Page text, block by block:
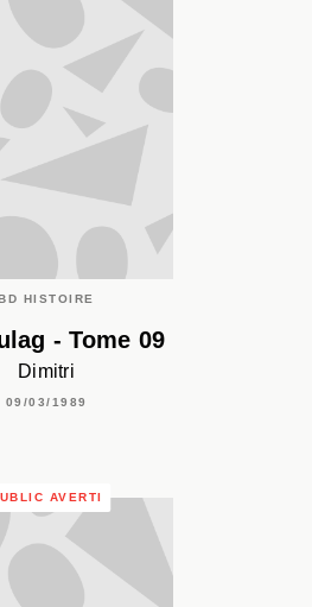
HISTOIRE
- Tome 09
Dimitri
09/03/1989
AVERTI